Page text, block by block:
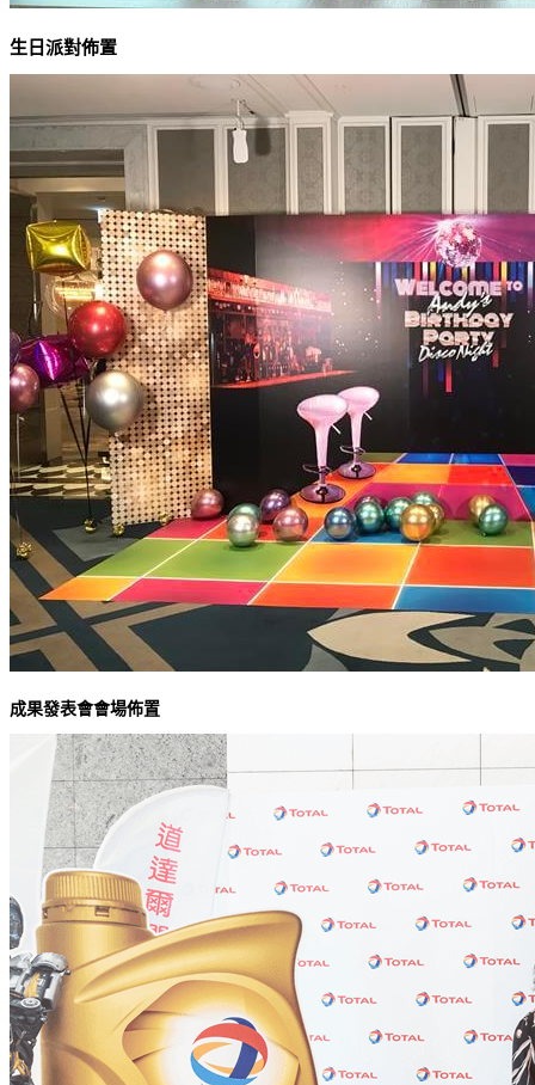
生日派對佈置
成果發表會會場佈置